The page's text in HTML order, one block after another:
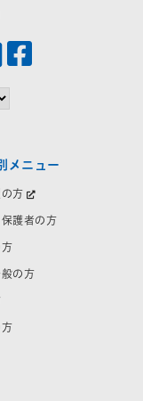
メニュー
の方
護者の方
の方